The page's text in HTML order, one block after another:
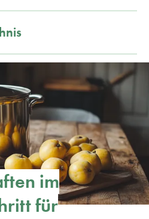
im
für